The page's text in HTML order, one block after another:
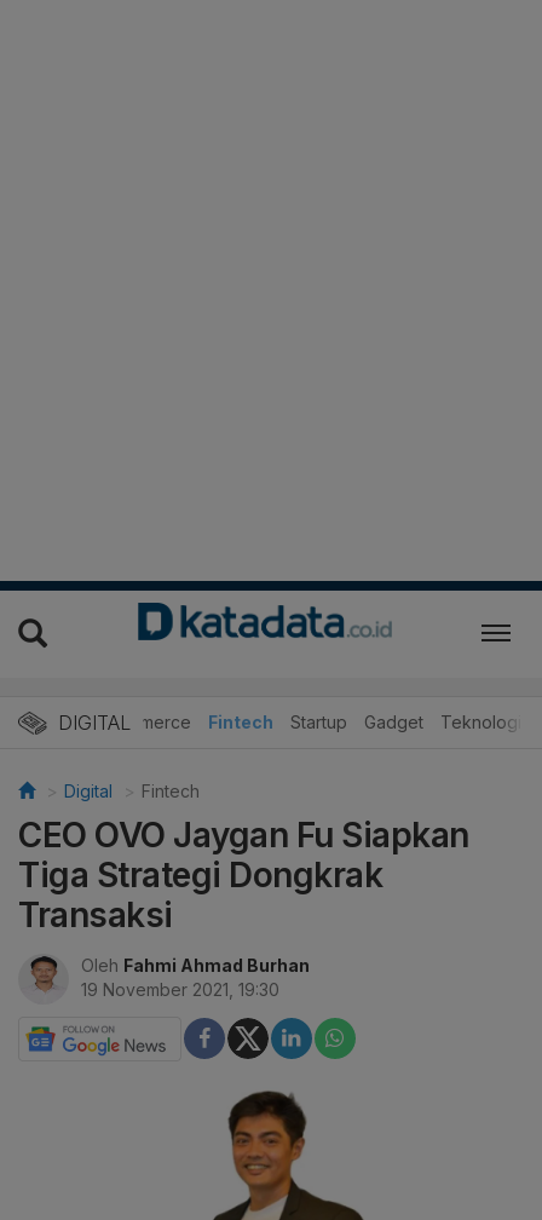
DIGITAL
E-Commerce Fintech Startup Gadget Teknologi
Digital Fintech
CEO OVO Jaygan Fu Siapkan
Tiga Strategi Dongkrak
Transaksi
Oleh Fahmi Ahmad Burhan
19 November 2021, 19:30